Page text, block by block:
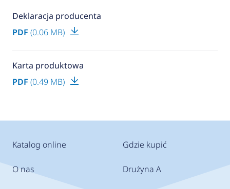
Deklaracja producenta
PDF (0.06 MB)
Karta produktowa
PDF (0.49 MB)
Katalog online
O nas
Gdzie kupić
Drużyna A